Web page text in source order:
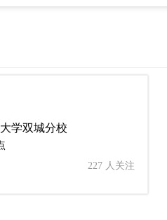
学双城分校
227 人关注